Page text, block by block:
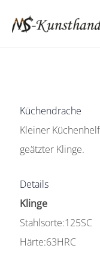
Inhalt
Küchendrache
Kleiner
geätzter Klinge.
Details
Klinge
Stahlsorte:125SC
Härte:63HRC